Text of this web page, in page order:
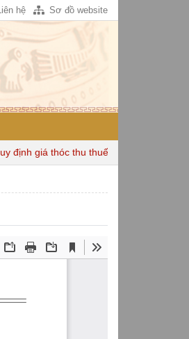
hệ Sơ đồ website
giá thóc thu thuế dùng để tính thuế